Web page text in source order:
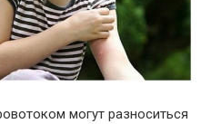
могут разноситься